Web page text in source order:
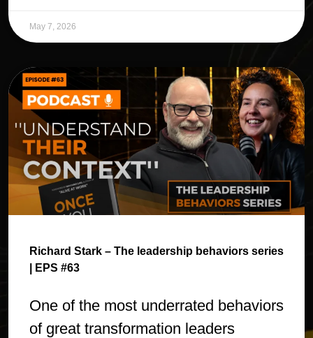
May 7, 2026
Richard Stark – The leadership behaviors series
| EPS #63
One of the most underrated behaviors
of great transformation leaders